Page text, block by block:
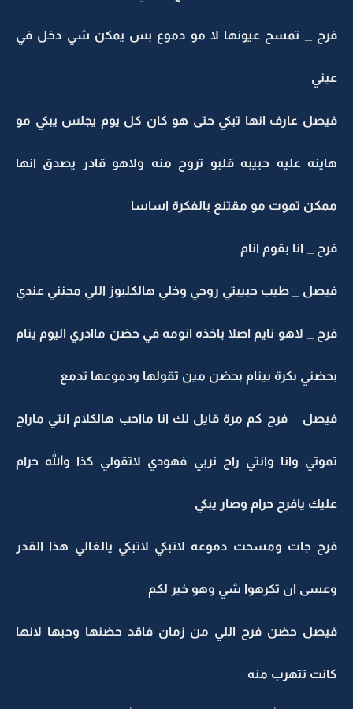
_ تمسح عيونها لا مو دموع بس يمكن شي دخل في
عارف انها تبكي حتى هو كان كل يوم يجلس يبكي مو
عليه حبيبه قلبو تروح منه ولاهو قادر يصدق انها
تموت مو مقتنع بالفكرة اساسا
_ انا بقوم انام
_ طيب حبيبتي روحي وخلي هالكلبوز اللي مجنني عندي
_ لاهو نايم اصلا باخذه انومه في حضن ماادري اليوم ينام
بكرة بينام بحضن مين تقولها ودموعها تدمع
_ فرح كم مرة قايل لك انا مااحب هالكلام انتي ماراح
وانا وانتي راح نربي فهودي لاتقولي كذا والله حرام
يافرح حرام وصار يبكي
جات ومسحت دموعه لاتبكي لاتبكي يالغالي هذا القدر
ان تكرهوا شي وهو خير لكم
حضن فرح اللي من زمان فاقد حضنها وحبها لانها
تتهرب منه